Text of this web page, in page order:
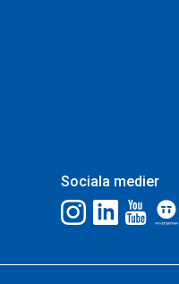
Sociala medier